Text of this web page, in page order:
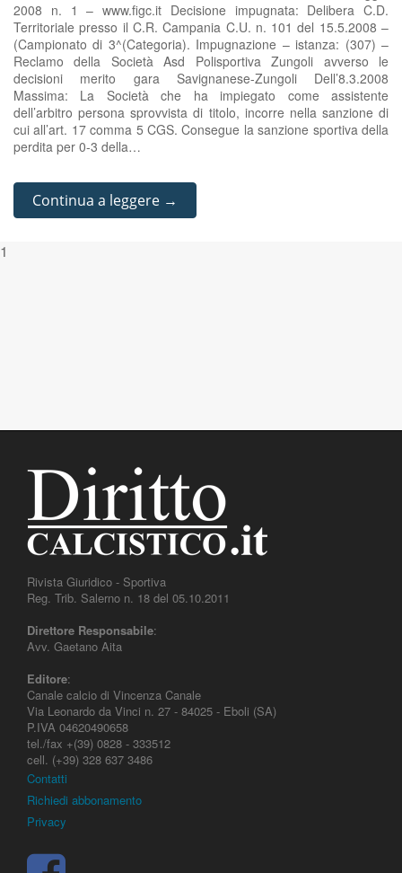
2008 n. 1 – www.figc.it Decisione impugnata: Delibera C.D.
Territoriale presso il C.R. Campania C.U. n. 101 del 15.5.2008 –
(Campionato di 3^(Categoria). Impugnazione – istanza: (307) –
Reclamo della Società Asd Polisportiva Zungoli avverso le
decisioni merito gara Savignanese-Zungoli Dell’8.3.2008
Massima: La Società che ha impiegato come assistente
dell’arbitro persona sprovvista di titolo, incorre nella sanzione di
cui all’art. 17 comma 5 CGS. Consegue la sanzione sportiva della
perdita per 0-3 della…
Continua a leggere →
1
Rivista Giuridico - Sportiva
Reg. Trib. Salerno n. 18 del 05.10.2011
Direttore Responsabile:
Avv. Gaetano Aita
Editore:
Canale calcio di Vincenza Canale
Via Leonardo da Vinci n. 27 - 84025 - Eboli (SA)
P.IVA 04620490658
tel./fax +(39) 0828 - 333512
cell. (+39) 328 637 3486
Contatti
Richiedi abbonamento
Privacy